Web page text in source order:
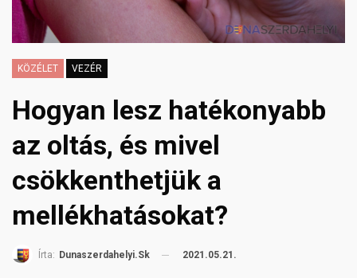
KÖZÉLET VEZÉR
Hogyan lesz hatékonyabb
az oltás, és mivel
csökkenthetjük a
mellékhatásokat?
Írta: Dunaszerdahelyi.sk 2021.05.21.